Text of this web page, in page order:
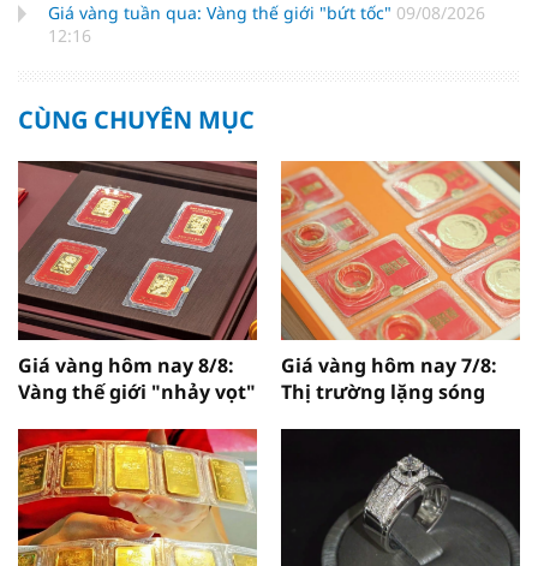
Giá vàng tuần qua: Vàng thế giới "bứt tốc" 09/08/2026
12:16
CÙNG CHUYÊN MỤC
Giá vàng hôm nay 8/8:
Vàng thế giới "nhảy vọt"
Giá vàng hôm nay 7/8:
Thị trường lặng sóng